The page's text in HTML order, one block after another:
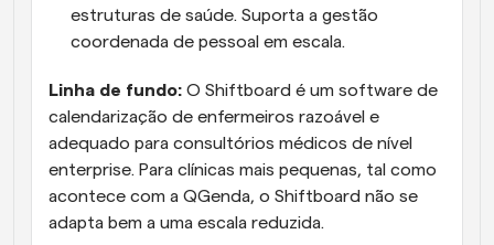
estruturas de saúde. Suporta a gestão
coordenada de pessoal em escala.
Linha de fundo: O Shiftboard é um software de
calendarização de enfermeiros razoável e
adequado para consultórios médicos de nível
enterprise. Para clínicas mais pequenas, tal como
acontece com a QGenda, o Shiftboard não se
adapta bem a uma escala reduzida.